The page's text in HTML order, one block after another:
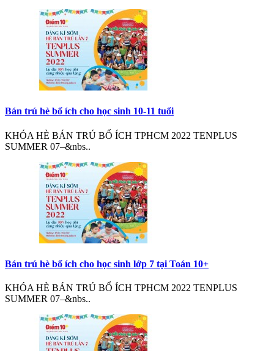
Bán trú hè bổ ích cho học sinh 10-11 tuổi
KHÓA HÈ BÁN TRÚ BỔ ÍCH TPHCM 2022 TENPLUS
SUMMER 07–&nbs..
Bán trú hè bổ ích cho học sinh lớp 7 tại Toán 10+
KHÓA HÈ BÁN TRÚ BỔ ÍCH TPHCM 2022 TENPLUS
SUMMER 07–&nbs..